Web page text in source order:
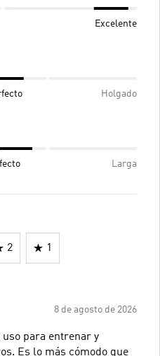
Excelente
Holgado
Larga
2 1
8 de agosto de 2026
para entrenar y
Es lo más cómodo que